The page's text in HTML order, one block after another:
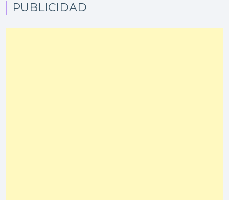
PUBLICIDAD